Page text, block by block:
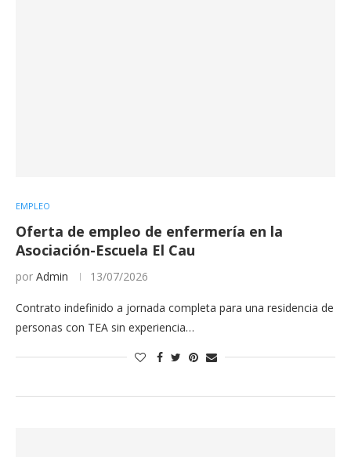
EMPLEO
Oferta de empleo de enfermería en la
Asociación-Escuela El Cau
por Admin 13/07/2026
Contrato indefinido a jornada completa para una residencia de
personas con TEA sin experiencia…